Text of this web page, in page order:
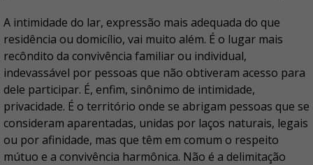
A intimidade do lar, expressão mais adequada do que
residência ou domicílio, vai muito além. É o lugar mais
recôndito da convivência familiar ou individual,
indevassável por pessoas que não obtiveram acesso para
dele participar. É, enfim, sinônimo de intimidade,
privacidade. É o território onde se abrigam pessoas que se
consideram aparentadas, unidas por laços naturais, legais
ou por afinidade, mas que têm em comum o respeito
mútuo e a convivência harmônica. Não é a delimitação